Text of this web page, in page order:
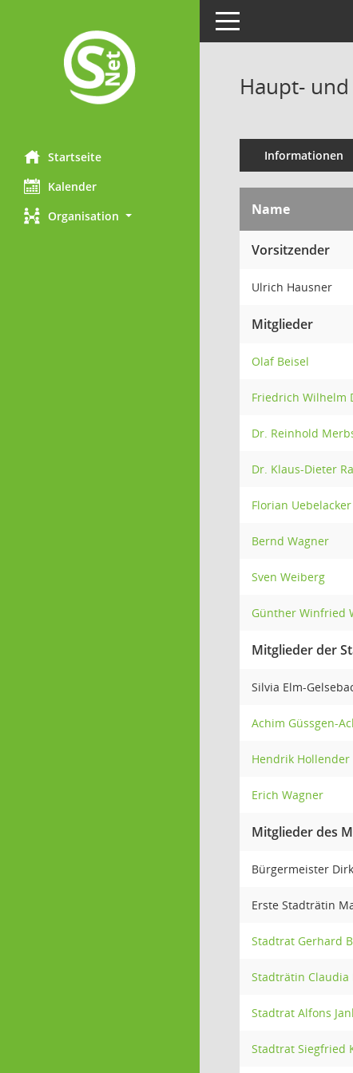
Startseite
Kalender
Organisation
Toggle navigation
Haupt-
Informationen
Name
Vorsitzender
Ulrich Hausner
Mitglieder
Olaf Beisel
Friedrich Wilhelm
Dr. Reinhold
Dr. Klaus-Dieter
Florian Uebelacker
Bernd Wagner
Sven Weiberg
Günther Winfried
Mitglieder der
Silvia Elm-
Achim Güssgen-
Hendrik Hollender
Erich Wagner
Mitglieder des
Bürgermeister
Erste Stadträtin
Stadtrat Gerhard
Stadträtin Claudia
Stadtrat Alfons
Stadtrat Siegfried